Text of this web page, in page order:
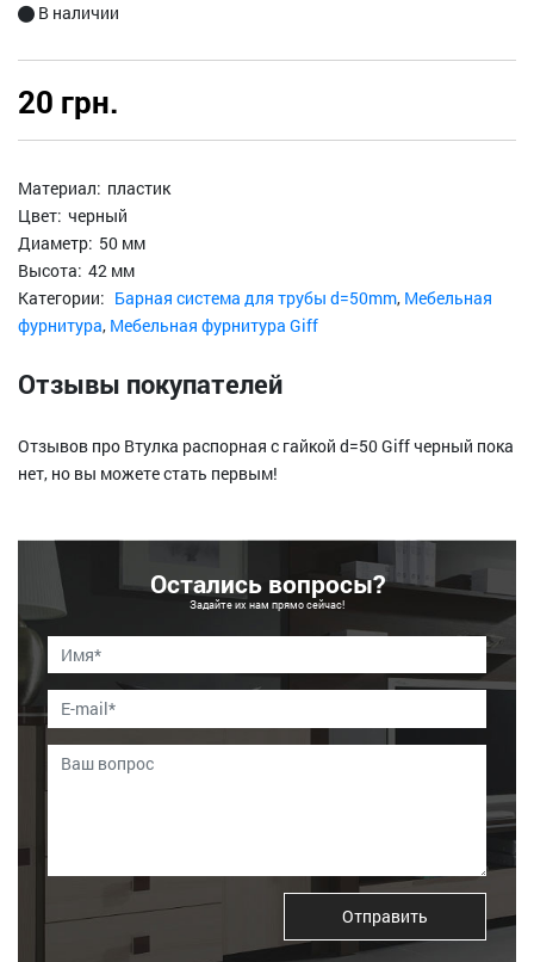
В наличии
20 грн.
Материал: пластик
Цвет: черный
Диаметр: 50 мм
Высота: 42 мм
Категории: Барная система для трубы d=50mm, Мебельная
фурнитура, Мебельная фурнитура Giff
Отзывы покупателей
Отзывов про Втулка распорная с гайкой d=50 Giff черный пока
нет, но вы можете стать первым!
Остались вопросы?
Задайте их нам прямо сейчас!
Отправить